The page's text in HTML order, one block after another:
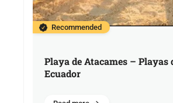
Recommended
Playa de Atacames – Playas
Ecuador